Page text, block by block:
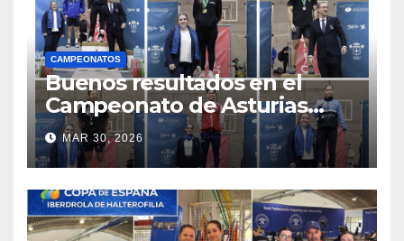
CAMPEONATOS
Buenos resultados en el
Campeonato de Asturias
Universitario y Bachillerato–
FPMAR 30, 2026